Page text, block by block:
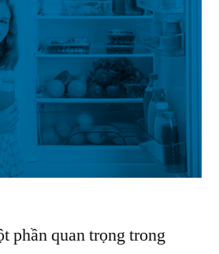
phần quan trọng trong